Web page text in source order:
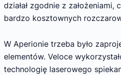
działał zgodnie z
bardzo kosztownych
W Aperionie trzeba było
elementów. Veloce
technologię laserowego